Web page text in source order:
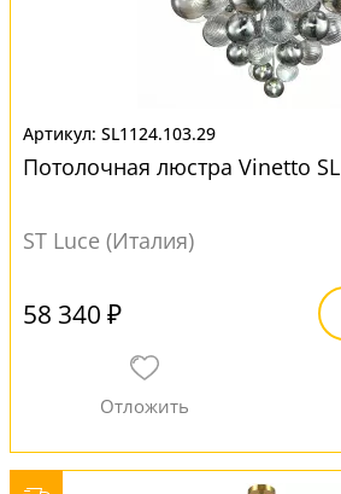
SL1124.103.29
Потолочная люстра Vinetto
ST Luce (Италия)
58 340 ₽